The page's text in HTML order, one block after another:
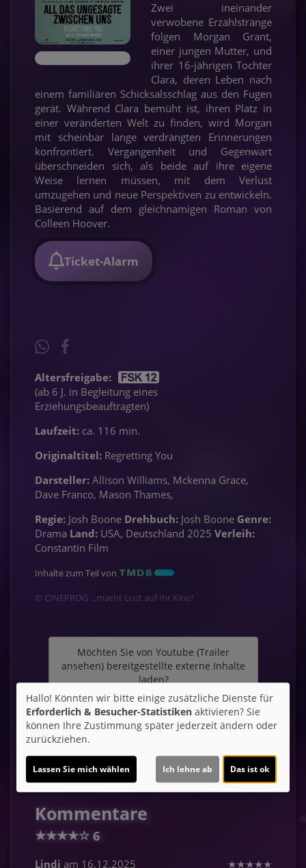
Zwei ineinander
verwobene Erzählstränge
folgen Morgan Grant,
einer jungen Mutter, und
ihrer 16-jährigen Tochter
Clara, deren Leben nach
einem familiären Schicksalsschlag aus den Fugen
gerät. Während Clara bemüht ist, ihren Platz in
einer veränderten Welt zu finden, wird Morgan
mit scheinbar lange verdrängten Erinnerungen
konfrontiert. Vergangenheit und Gegenwart
überschneiden sich, als beide auf ihre eigene
Weise lernen müssen, mit dem Verlust
umzugehen und neue Perspektiven zu entwickeln.
Basierend auf dem gleichnamigen Roman von
Colleen Hoover.
Ticket-Alarm
Altersfreigabe:
(ab 6 J. in Begleitung eines
Erziehungsbeauftragten)
Laufzeit: ca. 116 min.
Originaltitel: Regretting You
Darsteller: Allison Williams, Mckenna Grace,
Dave Franco, Mason Thames,
Regie: Josh Boone Drehbuch: Josh Boone Genre:
Drama Land: USA, Deutschland 2025 Verleih:
Constantin Film
Inhalte zum Teil von
© CINEPROG ...macht Lust auf Ihr Kino!
Möchten Sie von Youtube (Trailer
ansehen) bereitgestellte externe Inhalte
laden?
Ja
Kommentare
★★★★☆ 6
Lindi am 16.12.2025 ★★★★★
Hallo! Könnten wir bitte einige zusätzliche Dienste für
Erforderlich & Besucher-Statistiken aktivieren? Sie
können Ihre Zustimmung später jederzeit ändern oder
zurückziehen.
Lassen Sie mich wählen Ich lehne ab Das ist ok